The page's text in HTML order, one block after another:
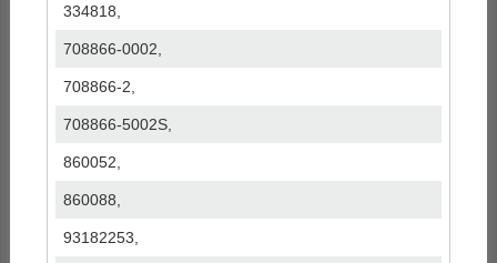
334818,
708866-0002,
708866-2,
708866-5002S,
860052,
860088,
93182253,